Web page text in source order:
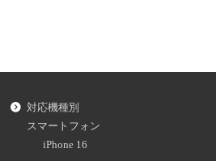
対応機種別
スマートフォン
iPhone 16